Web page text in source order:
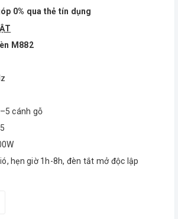
0% qua thẻ tín dụng
M882
cánh gỗ
hẹn giờ 1h-8h, đèn tắt mở độc lập